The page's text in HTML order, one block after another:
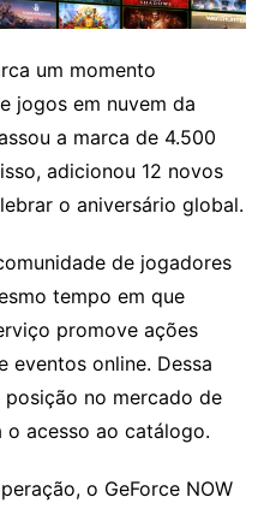
um momento
jogos em nuvem da
a marca de 4.500
adicionou 12 novos
o aniversário global.
de jogadores
tempo em que
promove ações
eventos online. Dessa
no mercado de
o acesso ao catálogo.
o GeForce NOW